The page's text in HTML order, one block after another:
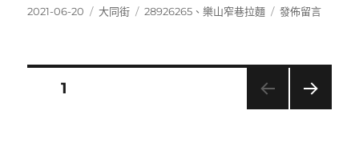
發
2021-06-20
分
大同街
標
28926265 、樂山窄巷拉麵
在
發佈留言
頁次1